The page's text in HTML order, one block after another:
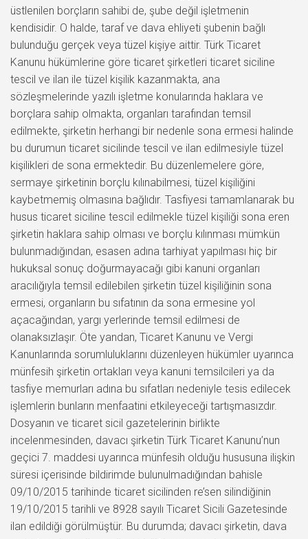
üstlenilen borçların sahibi de, şube değil işletmenin
kendisidir. O halde, taraf ve dava ehliyeti şubenin bağlı
bulunduğu gerçek veya tüzel kişiye aittir. Türk Ticaret
Kanunu hükümlerine göre ticaret şirketleri ticaret siciline
tescil ve ilan ile tüzel kişilik kazanmakta, ana
sözleşmelerinde yazılı işletme konularında haklara ve
borçlara sahip olmakta, organları tarafından temsil
edilmekte, şirketin herhangi bir nedenle sona ermesi halinde
bu durumun ticaret sicilinde tescil ve ilan edilmesiyle tüzel
kişilikleri de sona ermektedir. Bu düzenlemelere göre,
sermaye şirketinin borçlu kılınabilmesi, tüzel kişiliğini
kaybetmemiş olmasına bağlıdır. Tasfiyesi tamamlanarak bu
husus ticaret siciline tescil edilmekle tüzel kişiliği sona eren
şirketin haklara sahip olması ve borçlu kılınması mümkün
bulunmadığından, esasen adına tarhiyat yapılması hiç bir
hukuksal sonuç doğurmayacağı gibi kanuni organları
aracılığıyla temsil edilebilen şirketin tüzel kişiliğinin sona
ermesi, organların bu sıfatının da sona ermesine yol
açacağından, yargı yerlerinde temsil edilmesi de
olanaksızlaşır. Öte yandan, Ticaret Kanunu ve Vergi
Kanunlarında sorumluluklarını düzenleyen hükümler uyarınca
münfesih şirketin ortakları veya kanuni temsilcileri ya da
tasfiye memurları adına bu sıfatları nedeniyle tesis edilecek
işlemlerin bunların menfaatini etkileyeceği tartışmasızdır.
Dosyanın ve ticaret sicil gazetelerinin birlikte
incelenmesinden, davacı şirketin Türk Ticaret Kanunu’nun
geçici 7. maddesi uyarınca münfesih olduğu hususuna ilişkin
süresi içerisinde bildirimde bulunulmadığından bahisle
09/10/2015 tarihinde ticaret sicilinden re’sen silindiğinin
19/10/2015 tarihli ve 8928 sayılı Ticaret Sicili Gazetesinde
ilan edildiği görülmüştür. Bu durumda; davacı şirketin, dava